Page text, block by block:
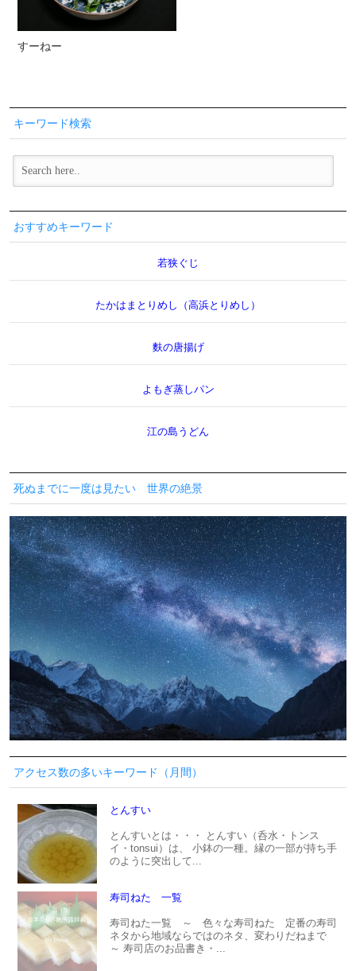
すーねー
キーワード検索
おすすめキーワード
若狭ぐじ
たかはまとりめし（高浜とりめし）
麩の唐揚げ
よもぎ蒸しパン
江の島うどん
死ぬまでに一度は見たい 世界の絶景
アクセス数の多いキーワード（月間）
とんすい
とんすいとは・・・ とんすい（呑水・トンス
イ・tonsui）は、 小鉢の一種。縁の一部が持ち手
のように突出して...
寿司ねた 一覧
寿司ねた一覧 ～ 色々な寿司ねた 定番の寿司
ネタから地域ならではのネタ、変わりだねまで
～ 寿司店のお品書き・...